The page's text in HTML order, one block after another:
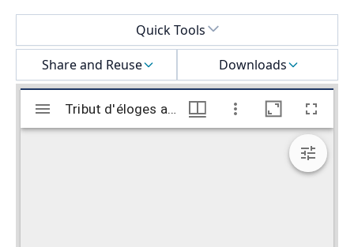
Quick Tools
Share and Reuse
Downloads